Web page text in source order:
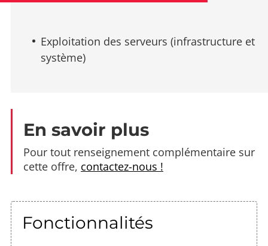
Exploitation des serveurs (infrastructure et
système)
En savoir plus
Pour tout renseignement complémentaire sur
cette offre, contactez-nous !
Fonctionnalités